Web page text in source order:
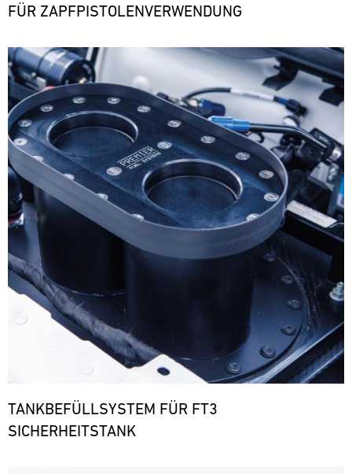
FÜR ZAPFPISTOLENVERWENDUNG
Bild
TANKBEFÜLLSYSTEM FÜR FT3
SICHERHEITSTANK